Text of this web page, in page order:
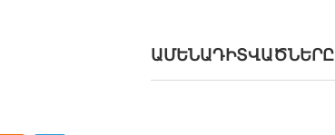
ԱՄԵՆԱԴԻՏՎԱԾՆԵՐԸ